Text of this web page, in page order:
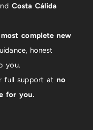
Costa Cálida
most complete new
honest
you.
full support at no
for you.